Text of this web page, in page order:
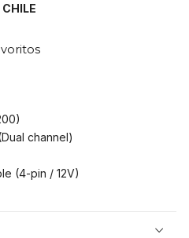
channel)
(4-pin / 12V)